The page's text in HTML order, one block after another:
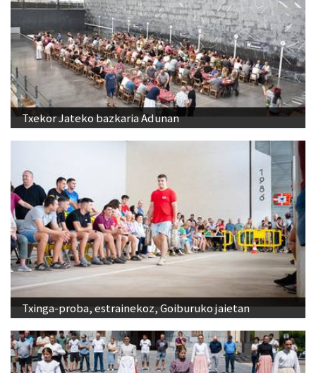
Txekor Jateko bazkaria Adunan
Txinga-proba, estrainekoz, Goiburuko jaietan